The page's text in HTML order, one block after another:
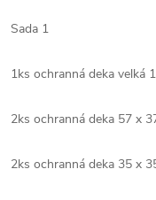
Sada 1
1ks ochranná deka velká
2ks ochranná deka 57 x
2ks ochranná deka 35 x